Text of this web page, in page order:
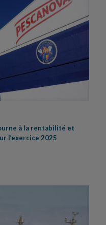
à la rentabilité et
l’exercice 2025